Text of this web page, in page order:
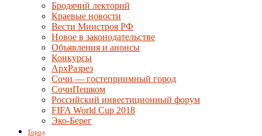
Бродячий лекторий
Краевые новости
Вести Минстроя РФ
Новое в законодательстве
Объявления и анонсы
Конкурсы
АрхРазрез
Сочи — гостеприимный город
СочиПешком
Российский инвестиционный форум
FIFA World Cup 2018
Эко-Берег
Город